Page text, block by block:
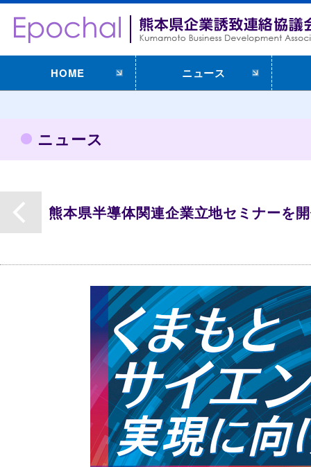
HOME ニュース
ニュース
熊本県半導体関連企業立地セミナーを